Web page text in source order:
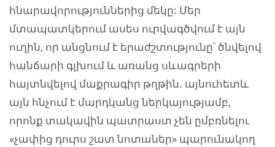
հնարավորություններից մեկը: Մեր
մտապատկերում ասես ուրվագծվում է այն
ուղին, որ անցնում է երաժշտությունը՝ ծնվելով
հանճարի գլխում և առանց սևագրերի
հայտնվելով մաքրագիր թղթին. այնուհետև
այն հնչում է մարդկանց ներկայությամբ,
որոնք տակավին պատրաստ չեն ըմբռնելու
«չափից դուրս շատ նոտաներ» պարունակող